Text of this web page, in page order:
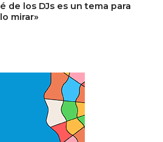
de los DJs es un tema para
mirar»